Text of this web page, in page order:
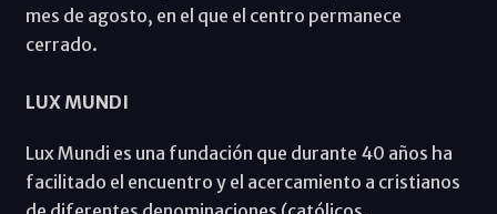
mes de agosto, en el que el centro permanece
cerrado.
LUX MUNDI
Lux Mundi es una fundación que durante 40 años ha
facilitado el encuentro y el acercamiento a cristianos